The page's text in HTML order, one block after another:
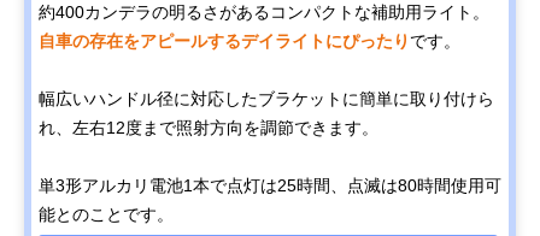
約400カンデラの明るさがあるコンパクトな補助用ライト。
自車の存在をアピールするデイライトにぴったり です。
幅広いハンドル径に対応したブラケットに簡単に取り付けら
れ、左右12度まで照射方向を調節できます。
単3形アルカリ電池1本で点灯は25時間、点滅は80時間使用可
能とのことです。